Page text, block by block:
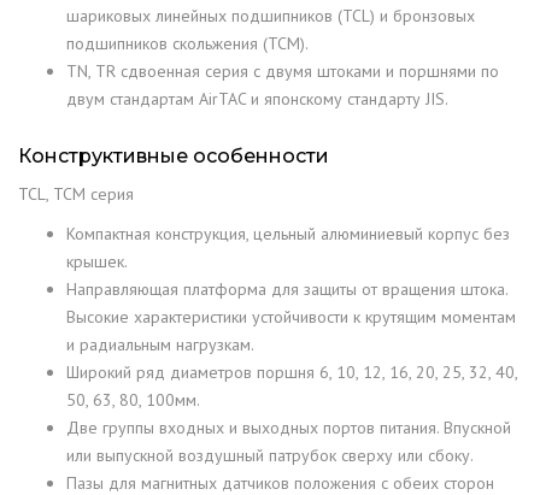
шариковых линейных подшипников (TCL) и бронзовых
подшипников скольжения (TCM).
TN, TR сдвоенная серия с двумя штоками и поршнями по
двум стандартам AirTAC и японскому стандарту JIS.
Конструктивные особенности
TCL, TCM серия
Компактная конструкция, цельный алюминиевый корпус без
крышек.
Направляющая платформа для защиты от вращения штока.
Высокие характеристики устойчивости к крутящим моментам
и радиальным нагрузкам.
Широкий ряд диаметров поршня 6, 10, 12, 16, 20, 25, 32, 40,
50, 63, 80, 100мм.
Две группы входных и выходных портов питания. Впускной
или выпускной воздушный патрубок cверху или сбоку.
Пазы для магнитных датчиков положения с обеих сторон